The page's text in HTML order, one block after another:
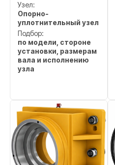
Узел:
Опорно-
уплотнительный узел
Подбор:
по модели, стороне
установки, размерам
вала и исполнению
узла